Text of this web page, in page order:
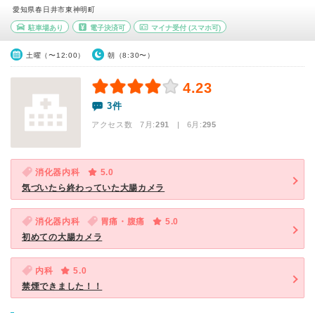
愛知県春日井市東神明町
駐車場あり 電子決済可 マイナ受付 (スマホ可)
土曜（〜12:00） 朝（8:30〜）
4.23
3件
アクセス数 7月:291 | 6月:295
消化器内科
5.0
気づいたら終わっていた大腸カメラ
消化器内科 胃痛・腹痛
5.0
初めての大腸カメラ
内科
5.0
禁煙できました！！